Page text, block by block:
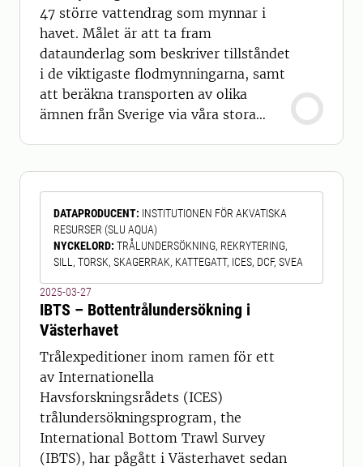
47 större vattendrag som mynnar i
havet. Målet är att ta fram
dataunderlag som beskriver tillståndet
i de viktigaste flodmynningarna, samt
att beräkna transporten av olika
ämnen från Sverige via våra stora
förändringar över tiden i huvuddelen
av det avrinnande vattnet från Sverige,
samt att bedöma hotbilder och ge
underlag för åtgärder för att minska
belastningen på
DATAPRODUCENT: INSTITUTIONEN FÖR AKVATISKA
RESURSER (SLU AQUA)
NYCKELORD: TRÅLUNDERSÖKNING, REKRYTERING,
SILL, TORSK, SKAGERRAK, KATTEGATT, ICES, DCF, SVEA
2025-03-27
IBTS – Bottentrålundersökning i
Västerhavet
Trålexpeditioner inom ramen för ett
av Internationella
Havsforskningsrådets (ICES)
trålundersökningsprogram, the
International Bottom Trawl Survey
(IBTS), har pågått i Västerhavet sedan